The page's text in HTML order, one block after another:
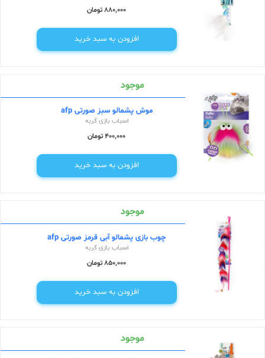
880,000 تومان
افزودن به سبد خرید
موجود
موش پشمالو سبز صورتی afp
اسباب بازی گربه
400,000 تومان
افزودن به سبد خرید
موجود
چوب بازی پشمالو آبی قرمز صورتی afp
اسباب بازی گربه
850,000 تومان
افزودن به سبد خرید
موجود